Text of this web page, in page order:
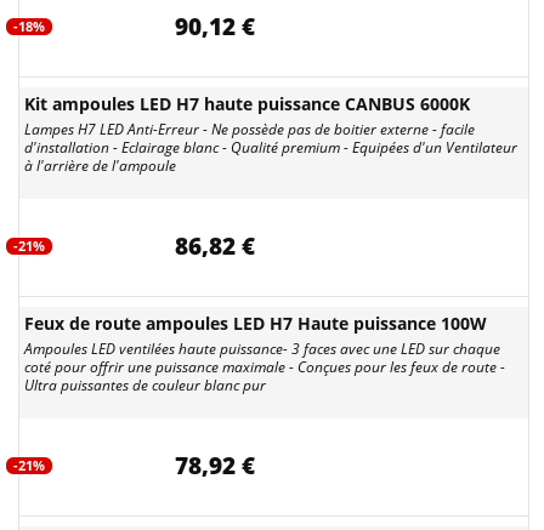
-18% 90,12 €
Kit ampoules LED H7 haute puissance CANBUS 6000K
Lampes H7 LED Anti-Erreur - Ne possède pas de boitier externe - facile
d'installation - Eclairage blanc - Qualité premium - Equipées d'un Ventilateur
à l'arrière de l'ampoule
-21% 86,82 €
Feux de route ampoules LED H7 Haute puissance 100W
Ampoules LED ventilées haute puissance- 3 faces avec une LED sur chaque
coté pour offrir une puissance maximale - Conçues pour les feux de route -
Ultra puissantes de couleur blanc pur
-21% 78,92 €